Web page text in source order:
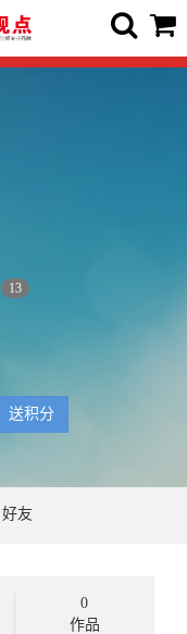
13
送积分
好友
0
作品